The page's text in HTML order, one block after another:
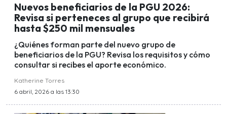
Nuevos beneficiarios de la PGU 2026:
Revisa si perteneces al grupo que recibirá
hasta $250 mil mensuales
¿Quiénes forman parte del nuevo grupo de
beneficiarios de la PGU? Revisa los requisitos y cómo
consultar si recibes el aporte económico.
Katherine Torres
6 abril, 2026 a las 13:30